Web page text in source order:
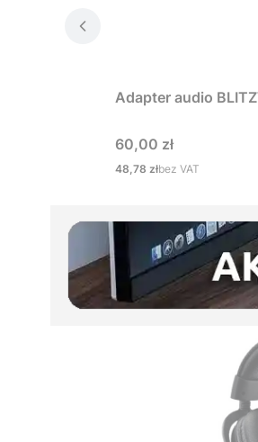
Adapter audio
Cena
60,00 zł
Cena
48,78 złbez VAT